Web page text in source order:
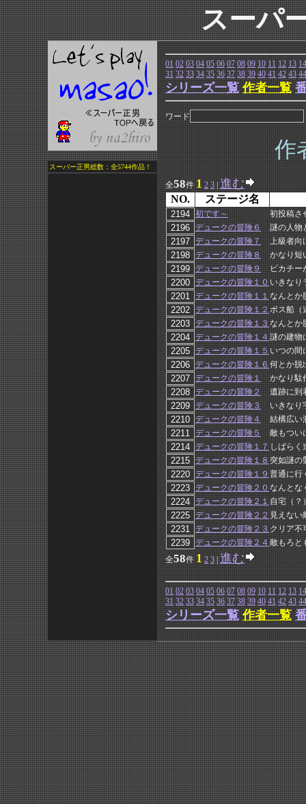
スーパ
スーパー正男総数：全5744作品！
01 02 03 04 05 06 07 08 09 10 11 12 13 14
31 32 33 34 35 36 37 38 39 40 41 42 43 44
シリーズ一覧 作者一覧
ワード
作
全58件 1 2 3 進む
NO. ステージ名
初です～
初投稿さ
デュークの冒険６
謎の人物
デュークの冒険７
上級者向
デュークの冒険８
かなり短
デュークの冒険９
ピカチー
デュークの冒険１０ いきなり
デュークの冒険１１ なんとか
デュークの冒険１２ ボス船（
デュークの冒険１３ なんとか
デュークの冒険１４ 謎の建物
デュークの冒険１５ いつの間
デュークの冒険１６ 何とか脱
デュークの冒険１
かなり駄
デュークの冒険２
遺跡に到
デュークの冒険３
いきなり
デュークの冒険４
結構広い
デュークの冒険５
敵もつい
デュークの冒険１７ しばらく
デュークの冒険１８ 突如謎の
デュークの冒険１９ 普通に行
デュークの冒険２０ なんとな
デュークの冒険２１ 自宅（？
デュークの冒険２２ 見えない
デュークの冒険２３ クリア不
デュークの冒険２４ 敵もろと
全58件 1 2 3 進む
01 02 03 04 05 06 07 08 09 10 11 12 13 14
31 32 33 34 35 36 37 38 39 40 41 42 43 44
シリーズ一覧 作者一覧